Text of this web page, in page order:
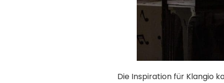
Die Inspiration für Klangio